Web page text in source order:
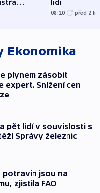
lidi
08:20 před 2 h
Ekonomika
plynem zásobit
expert. Snížení cen
pět lidí v souvislosti s
Správy železnic
potravin jsou na
zjistila FAO